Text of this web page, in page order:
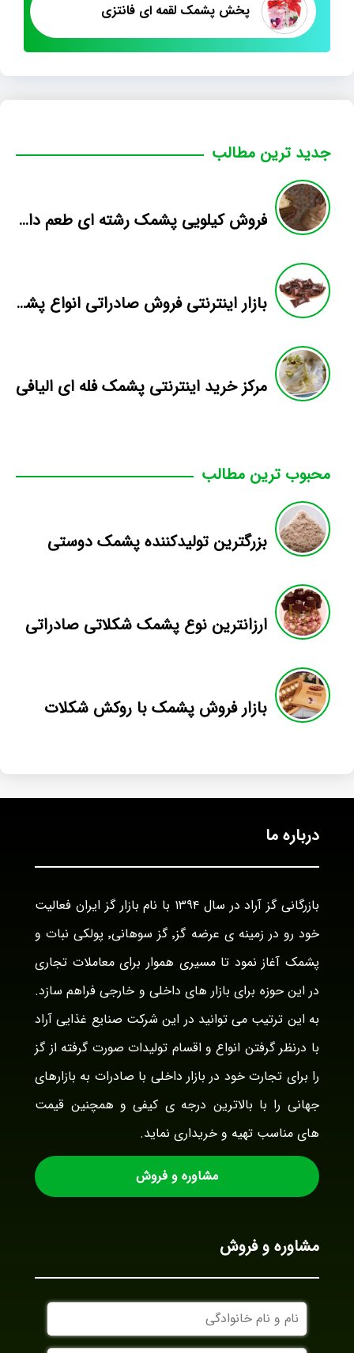
پخش پشمک لقمه ای فانتزی
جدید ترین مطالب
فروش کیلویی پشمک رشته ای طعم دار میوه
بازار اینترنتی فروش صادراتی انواع پشمک الیافی/شکلاتی
مرکز خرید اینترنتی پشمک فله ای الیافی
محبوب ترین مطالب
بزرگترین تولیدکننده پشمک دوستی
ارزانترین نوع پشمک شکلاتی صادراتی
بازار فروش پشمک با روکش شکلات
درباره ما
بازرگانی گز آراد در سال ۱۳۹۴ با نام بازار گز ایران فعالیت
خود رو در زمینه ی عرضه گز٬ گز سوهانی٬ پولکی نبات و
پشمک آغاز نمود تا مسیری هموار برای معاملات تجاری
در این حوزه برای بازار های داخلی و خارجی فراهم سازد.
به این ترتیب می توانید در این شرکت صنایع غذایی آراد
با درنظر گرفتن انواع و اقسام تولیدات صورت گرفته از گز
را برای تجارت خود در بازار داخلی با صادرات به بازارهای
جهانی را با بالاترین درجه ی کیفی و همچنین قیمت
های مناسب تهیه و خریداری نماید.
مشاوره و فروش
مشاوره و فروش
نام
و
نام